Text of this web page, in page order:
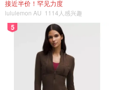
接近半价！罕见力度
lululemon AU 1114人感兴趣
5